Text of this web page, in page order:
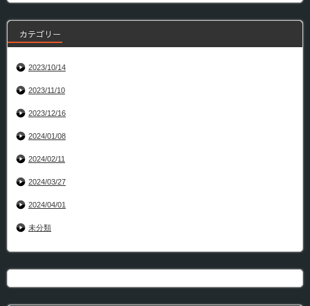
カテゴリー
2023/10/14
2023/11/10
2023/12/16
2024/01/08
2024/02/11
2024/03/27
2024/04/01
未分類